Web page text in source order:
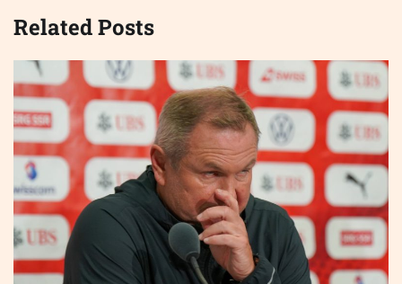
Related Posts